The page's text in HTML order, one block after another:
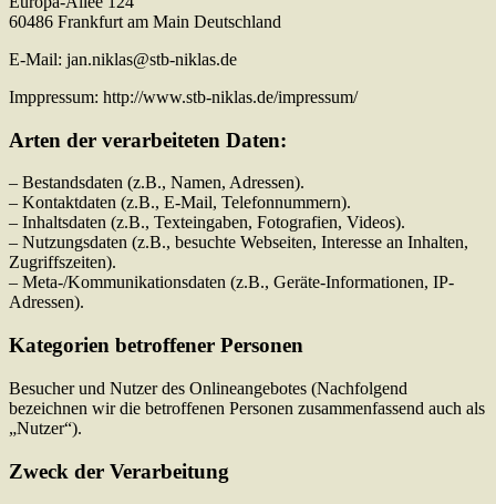
60486 Frankfurt am Main Deutschland
E-Mail: jan.niklas@stb-niklas.de
Imppressum: http://www.stb-niklas.de/impressum/
Arten der verarbeiteten Daten:
– Bestandsdaten (z.B., Namen, Adressen).
– Kontaktdaten (z.B., E-Mail, Telefonnummern).
– Inhaltsdaten (z.B., Texteingaben, Fotografien, Videos).
– Nutzungsdaten (z.B., besuchte Webseiten, Interesse an Inhalten,
Zugriffszeiten).
– Meta-/Kommunikationsdaten (z.B., Geräte-Informationen, IP-
Adressen).
Kategorien betroffener Personen
Besucher und Nutzer des Onlineangebotes (Nachfolgend
bezeichnen wir die betroffenen Personen zusammenfassend auch als
„Nutzer“).
Zweck der Verarbeitung